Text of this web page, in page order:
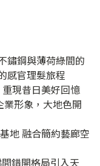
鏽鋼與薄荷綠間的
感官理髮旅程
重現昔日美好回憶
業形象，大地色開
地 融合簡約藝廊空
錯開格局引入天